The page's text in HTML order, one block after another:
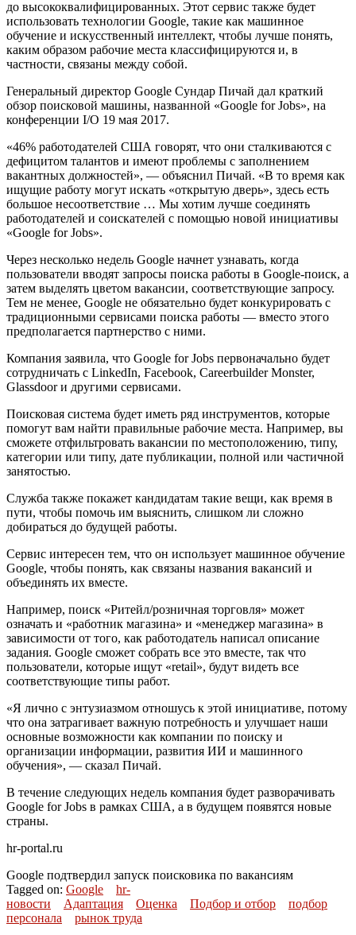
до высококвалифицированных. Этот сервис также будет
использовать технологии Google, такие как машинное
обучение и искусственный интеллект, чтобы лучше понять,
каким образом рабочие места классифицируются и, в
частности, связаны между собой.
Генеральный директор Google Сундар Пичай дал краткий
обзор поисковой машины, названной «Google for Jobs», на
конференции I/O 19 мая 2017.
«46% работодателей США говорят, что они сталкиваются с
дефицитом талантов и имеют проблемы с заполнением
вакантных должностей», — объяснил Пичай. «В то время как
ищущие работу могут искать «открытую дверь», здесь есть
большое несоответствие … Мы хотим лучше соединять
работодателей и соискателей с помощью новой инициативы
«Google for Jobs».
Через несколько недель Google начнет узнавать, когда
пользователи вводят запросы поиска работы в Google-поиск, а
затем выделять цветом вакансии, соответствующие запросу.
Тем не менее, Google не обязательно будет конкурировать с
традиционными сервисами поиска работы — вместо этого
предполагается партнерство с ними.
Компания заявила, что Google for Jobs первоначально будет
сотрудничать с LinkedIn, Facebook, Careerbuilder Monster,
Glassdoor и другими сервисами.
Поисковая система будет иметь ряд инструментов, которые
помогут вам найти правильные рабочие места. Например, вы
сможете отфильтровать вакансии по местоположению, типу,
категории или типу, дате публикации, полной или частичной
занятостью.
Служба также покажет кандидатам такие вещи, как время в
пути, чтобы помочь им выяснить, слишком ли сложно
добираться до будущей работы.
Сервис интересен тем, что он использует машинное обучение
Google, чтобы понять, как связаны названия вакансий и
объединять их вместе.
Например, поиск «Ритейл/розничная торговля» может
означать и «работник магазина» и «менеджер магазина» в
зависимости от того, как работодатель написал описание
задания. Google сможет собрать все это вместе, так что
пользователи, которые ищут «retail», будут видеть все
соответствующие типы работ.
«Я лично с энтузиазмом отношусь к этой инициативе, потому
что она затрагивает важную потребность и улучшает наши
основные возможности как компании по поиску и
организации информации, развития ИИ и машинного
обучения», — сказал Пичай.
В течение следующих недель компания будет разворачивать
Google for Jobs в рамках США, а в будущем появятся новые
страны.
hr-portal.ru
Google подтвердил запуск поисковика по вакансиям
Tagged on: Google
hr-
новости
Адаптация Оценка Подбор и отбор
подбор
персонала
рынок труда